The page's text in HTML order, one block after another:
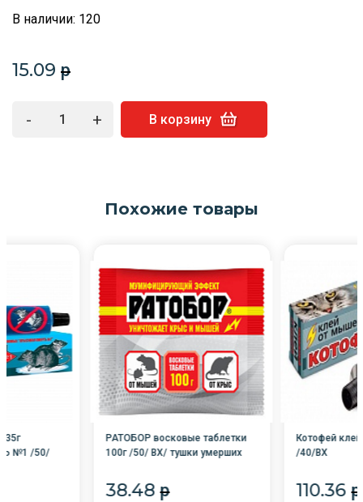
В наличии: 120
15.09 p
- + В корзину
Похожие товары
№1 /50/
РАТОБОР восковые таблетки
100г /50/ ВХ/ тушки умерших
38.48 p
Котофей
/40/ВХ
110.36 p